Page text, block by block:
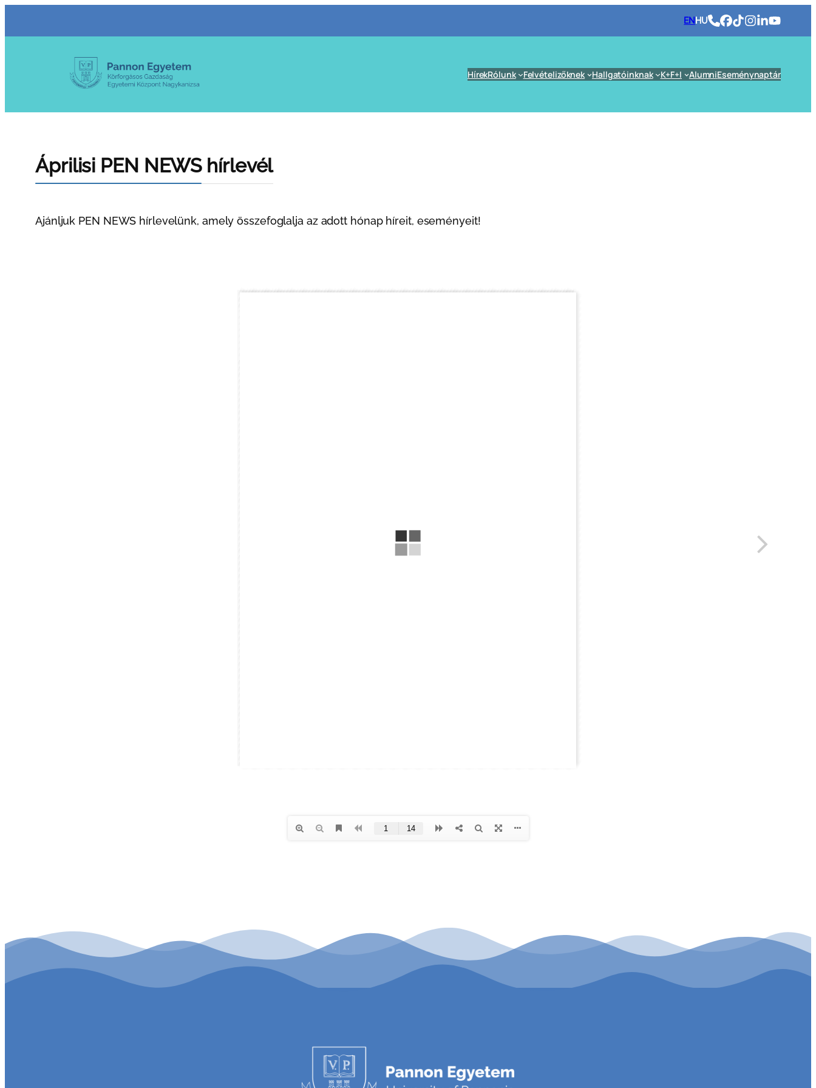
ENHU
HírekRólunk Felvételizőknek Hallgatóinknak K+F+I AlumniEseménynaptár
Áprilisi PEN NEWS hírlevél
Ajánljuk PEN NEWS hírlevelünk, amely összefoglalja az adott hónap híreit, eseményeit!